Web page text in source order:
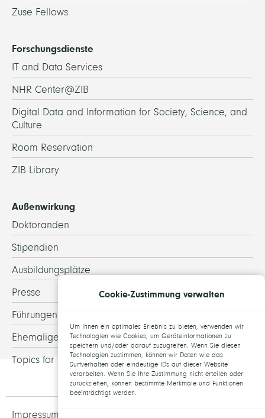
Zuse Fellows
Forschungsdienste
IT and Data Services
NHR Center@ZIB
Digital Data and Information for Society, Science, and
Culture
Room Reservation
ZIB Library
Außenwirkung
Doktoranden
Stipendien
Ausbildungsplätze
Presse
Führungen
Ehemalige
Topics for theses
Impressum und Datenschutz
Cookie-Zustimmung verwalten
Um Ihnen ein optimales Erlebnis zu bieten, verwenden wir
Technologien wie Cookies, um Geräteinformationen zu
speichern und/oder darauf zuzugreifen. Wenn Sie diesen
Technologien zustimmen, können wir Daten wie das
Surfverhalten oder eindeutige IDs auf dieser Website
verarbeiten. Wenn Sie Ihre Zustimmung nicht erteilen oder
zurückziehen, können bestimmte Merkmale und Funktionen
beeinträchtigt werden.